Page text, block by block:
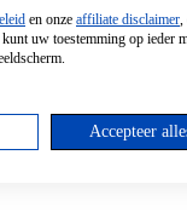
en onze affiliate disclaimer,
uw toestemming op ieder
Accepteer